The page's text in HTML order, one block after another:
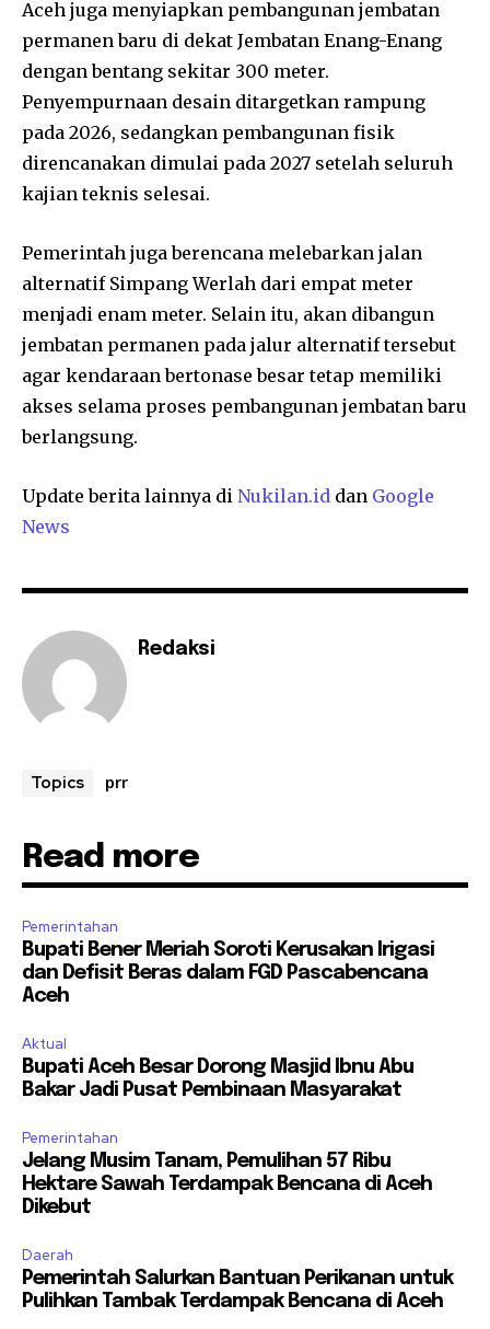
Aceh juga menyiapkan pembangunan jembatan
permanen baru di dekat Jembatan Enang-Enang
dengan bentang sekitar 300 meter.
Penyempurnaan desain ditargetkan rampung
pada 2026, sedangkan pembangunan fisik
direncanakan dimulai pada 2027 setelah seluruh
kajian teknis selesai.
Pemerintah juga berencana melebarkan jalan
alternatif Simpang Werlah dari empat meter
menjadi enam meter. Selain itu, akan dibangun
jembatan permanen pada jalur alternatif tersebut
agar kendaraan bertonase besar tetap memiliki
akses selama proses pembangunan jembatan baru
berlangsung.
Update berita lainnya di Nukilan.id dan Google
News
Redaksi
Topics prr
Read more
Pemerintahan
Bupati Bener Meriah Soroti Kerusakan Irigasi
dan Defisit Beras dalam FGD Pascabencana
Aceh
Aktual
Bupati Aceh Besar Dorong Masjid Ibnu Abu
Bakar Jadi Pusat Pembinaan Masyarakat
Pemerintahan
Jelang Musim Tanam, Pemulihan 57 Ribu
Hektare Sawah Terdampak Bencana di Aceh
Dikebut
Daerah
Pemerintah Salurkan Bantuan Perikanan untuk
Pulihkan Tambak Terdampak Bencana di Aceh